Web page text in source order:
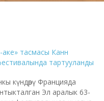
аке» тасмасы Канн
тартууланды
күндөрү Францияда
Эл аралык 63-